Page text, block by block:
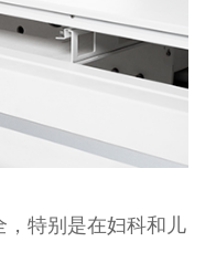
特别是在妇科和儿